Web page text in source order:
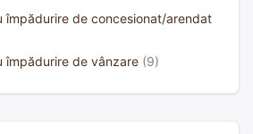
împădurire de concesionat/arendat
împădurire de vânzare (9)